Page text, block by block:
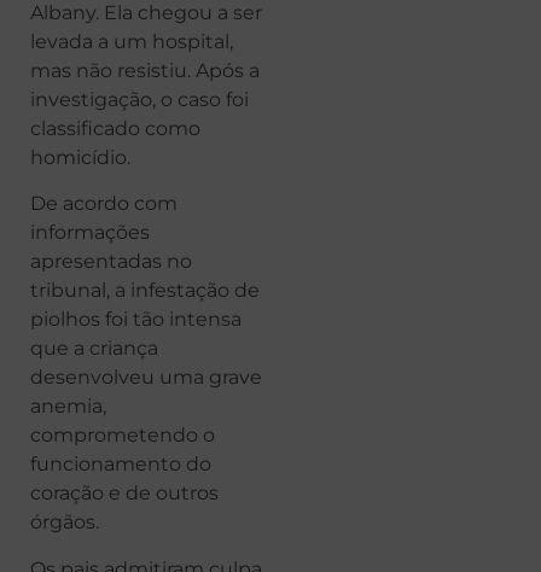
Albany. Ela chegou a ser
levada a um hospital,
mas não resistiu. Após a
investigação, o caso foi
classificado como
homicídio.
De acordo com
informações
apresentadas no
tribunal, a infestação de
piolhos foi tão intensa
que a criança
desenvolveu uma grave
anemia,
comprometendo o
funcionamento do
coração e de outros
órgãos.